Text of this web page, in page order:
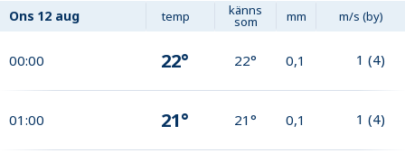
Ons 12 aug temp känns
som mm m/s (by)
00:00 22° 22° 0,1 1 (4)
01:00 21° 21° 0,1 1 (4)